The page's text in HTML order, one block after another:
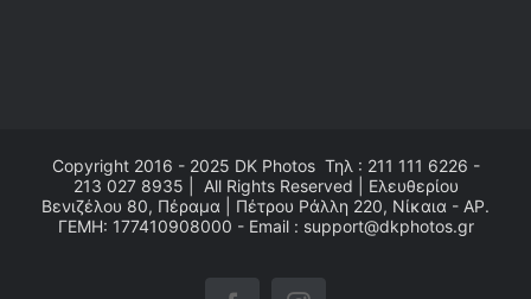
Copyright 2016 - 2025 DK PhotosΤηλ : 211 111 6226 -
213 027 8935 | All Rights Reserved | Ελευθερίου
Βενιζέλου 80, Πέραμα | Πέτρου Ράλλη 220, Νίκαια - ΑΡ.
ΓΕΜΗ: 177410908000 - Email : support@dkphotos.gr